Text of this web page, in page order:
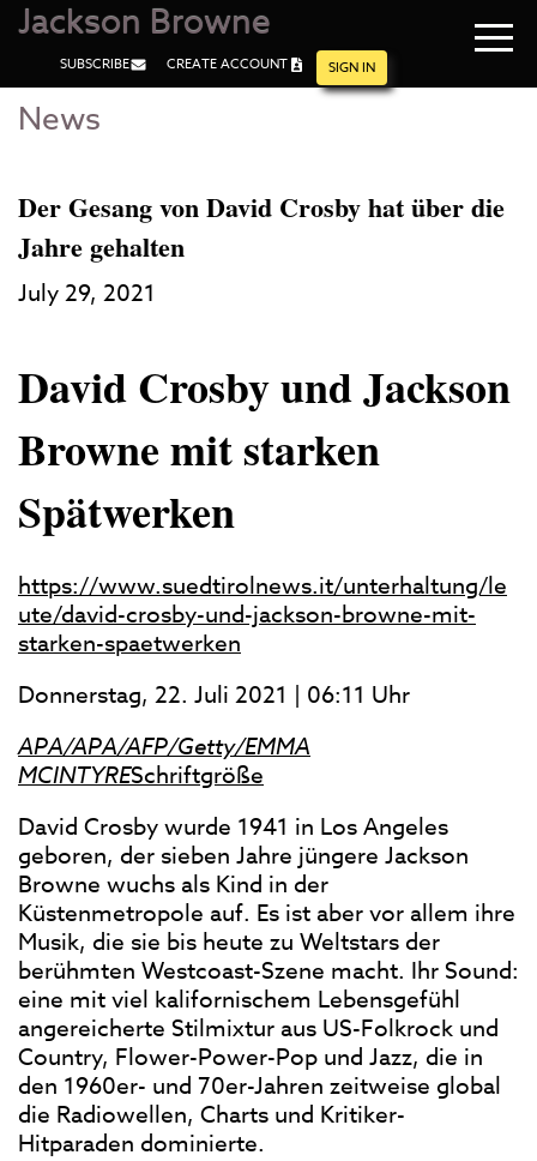
Skip
Content
Skip
Jackson Browne
SUBSCRIBE CREATE ACCOUNT SIGN IN
News
Der Gesang von David Crosby hat über die
Jahre gehalten
July 29, 2021
David Crosby und Jackson
Browne mit starken
Spätwerken
https://www.suedtirolnews.it/unterhaltung/le
ute/david-crosby-und-jackson-browne-mit-
starken-spaetwerken
Donnerstag, 22. Juli 2021 | 06:11 Uhr
APA/APA/AFP/Getty/EMMA
MCINTYRESchriftgröße
David Crosby wurde 1941 in Los Angeles
geboren, der sieben Jahre jüngere Jackson
Browne wuchs als Kind in der
Küstenmetropole auf. Es ist aber vor allem ihre
Musik, die sie bis heute zu Weltstars der
berühmten Westcoast-Szene macht. Ihr Sound:
eine mit viel kalifornischem Lebensgefühl
angereicherte Stilmixtur aus US-Folkrock und
Country, Flower-Power-Pop und Jazz, die in
den 1960er- und 70er-Jahren zeitweise global
die Radiowellen, Charts und Kritiker-
Hitparaden dominierte.